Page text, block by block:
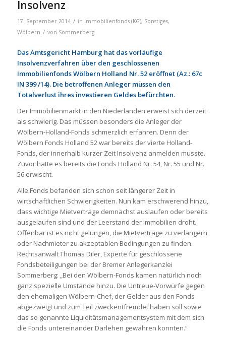
Insolvenz
17. September 2014 / in Immobilienfonds (KG), Sonstiges,
Wölbern / von Sommerberg
Das Amtsgericht Hamburg hat das vorläufige
Insolvenzverfahren über den geschlossenen
Immobilienfonds Wölbern Holland Nr. 52 eröffnet (Az.: 67c
IN 399 /14). Die betroffenen Anleger müssen den
Totalverlust ihres investieren Geldes befürchten.
Der Immobilienmarkt in den Niederlanden erweist sich derzeit
als schwierig. Das müssen besonders die Anleger der
Wölbern-Holland-Fonds schmerzlich erfahren. Denn der
Wölbern Fonds Holland 52 war bereits der vierte Holland-
Fonds, der innerhalb kurzer Zeit Insolvenz anmelden musste.
Zuvor hatte es bereits die Fonds Holland Nr. 54, Nr. 55 und Nr.
56 erwischt.
Alle Fonds befanden sich schon seit längerer Zeit in
wirtschaftlichen Schwierigkeiten. Nun kam erschwerend hinzu,
dass wichtige Mietverträge demnächst auslaufen oder bereits
ausgelaufen sind und der Leerstand der Immobilien droht.
Offenbar ist es nicht gelungen, die Mietverträge zu verlängern
oder Nachmieter zu akzeptablen Bedingungen zu finden.
Rechtsanwalt Thomas Diler, Experte für geschlossene
Fondsbeteiligungen bei der Bremer Anlegerkanzlei
Sommerberg: „Bei den Wölbern-Fonds kamen natürlich noch
ganz spezielle Umstände hinzu. Die Untreue-Vorwürfe gegen
den ehemaligen Wölbern-Chef, der Gelder aus den Fonds
abgezweigt und zum Teil zweckentfremdet haben soll sowie
das so genannte Liquiditätsmanagementsystem mit dem sich
die Fonds untereinander Darlehen gewähren konnten.“